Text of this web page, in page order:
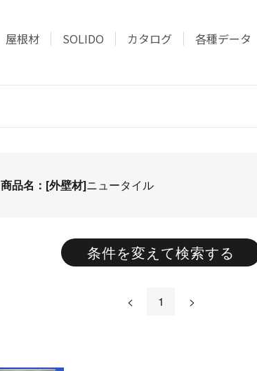
屋根材 SOLIDO カタログ 各種データ
商品名：[外壁材]ニュータイル
条件を変えて検索する
< 1 >